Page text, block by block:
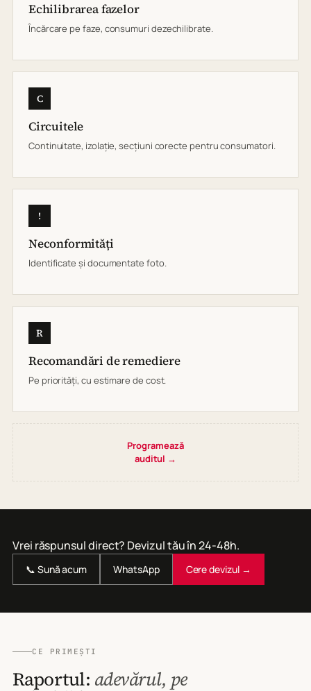
Echilibrarea fazelor
Încărcare pe faze, consumuri dezechilibrate.
C
Circuitele
Continuitate, izolație, secțiuni corecte pentru consumatori.
!
Neconformități
Identificate și documentate foto.
R
Recomandări de remediere
Pe priorități, cu estimare de cost.
Programează
auditul →
Vrei răspunsul direct? Devizul tău în 24-48h.
📞 Sună acum WhatsApp Cere devizul →
CE PRIMEȘTI
Raportul: adevărul, pe